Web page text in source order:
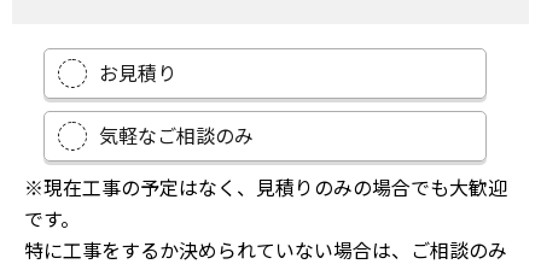
お見積り
気軽なご相談のみ
※現在工事の予定はなく、見積りのみの場合でも大歓迎
です。
特に工事をするか決められていない場合は、ご相談のみ